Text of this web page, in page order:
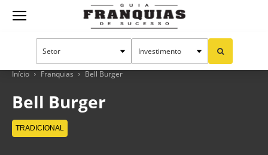
Guia
Franquias
Início Franquias Bell Burger
Bell Burger
TRADICIONAL